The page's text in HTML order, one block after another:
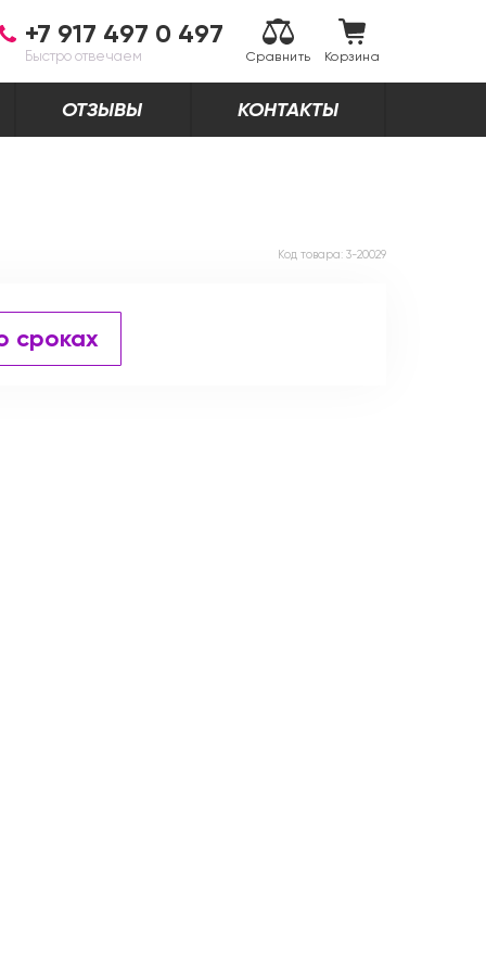
+7 917 497 0 497
Быстро отвечаем Сравнить Корзина
ОТЗЫВЫ КОНТАКТЫ
Код товара: 3-20029
сроках